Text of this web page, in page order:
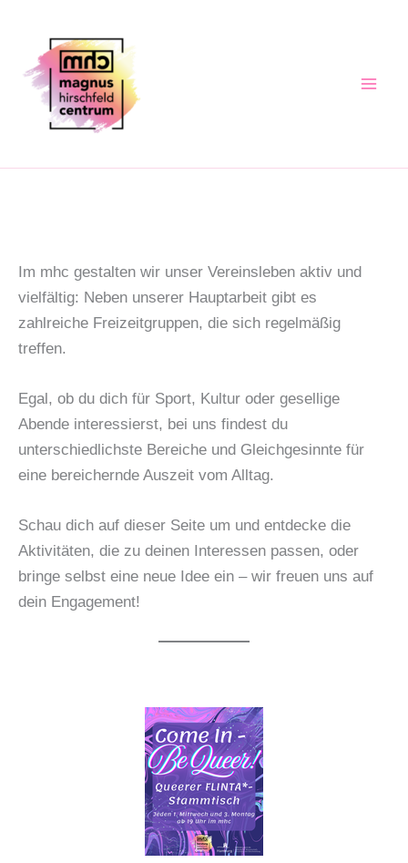
springen
Im mhc gestalten wir unser Vereinsleben aktiv und
vielfältig: Neben unserer Hauptarbeit gibt es
zahlreiche Freizeitgruppen, die sich regelmäßig
treffen.
Egal, ob du dich für Sport, Kultur oder gesellige
Abende interessierst, bei uns findest du
unterschiedlichste Bereiche und Gleichgesinnte für
eine bereichernde Auszeit vom Alltag.
Schau dich auf dieser Seite um und entdecke die
Aktivitäten, die zu deinen Interessen passen, oder
bringe selbst eine neue Idee ein – wir freuen uns auf
dein Engagement!